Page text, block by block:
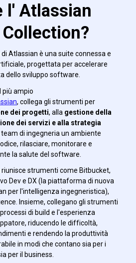
l' Atlassian
Atlassian è una suite connessa e
progettata per accelerare
dello sviluppo software.
più ampio
, collega gli strumenti per
dei progetti, alla gestione della
dei servizi e alla strategia
di ingegneria un ambiente
rilasciare, monitorare e
la salute del software.
strumenti come Bitbucket,
Dev e DX (la piattaforma di nuova
per l'intelligenza ingegneristica),
Insieme, collegano gli strumenti
di build e l'esperienza
riducendo le difficoltà,
e rendendo la produttività
in modi che contano sia per i
per il business.